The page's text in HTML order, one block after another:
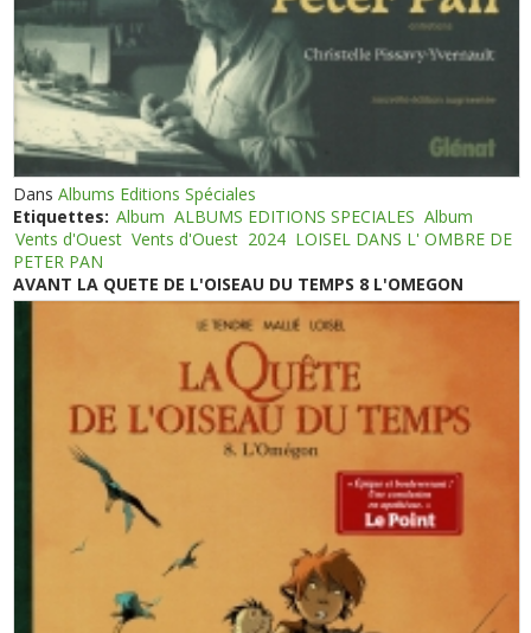
DansAlbums Editions Spéciales
Etiquettes: Album ALBUMS EDITIONS SPECIALES Album
Vents d'Ouest Vents d'Ouest 2024 LOISEL DANS L' OMBRE DE
PETER PAN
AVANT LA QUETE DE L'OISEAU DU TEMPS 8 L'OMEGON